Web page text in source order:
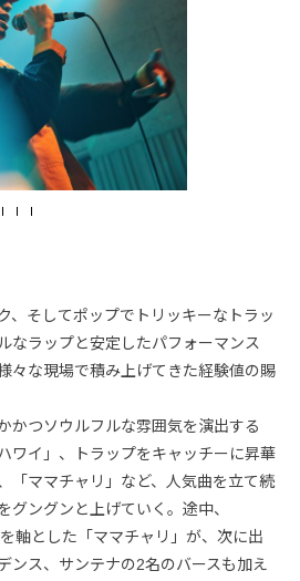
、そしてポップでトリッキーなトラッ
なラップと安定したパフォーマンス
々な現場で積み上げてきた経験値の賜
かつソウルフルな雰囲気を演出する
ワイ」、トラップをキャッチーに昇華
「ママチャリ」など、人気曲を立て続
グングンと上げていく。途中、
軸とした「ママチャリ」が、次に出
ンス、サンテナの2名のバースも加え